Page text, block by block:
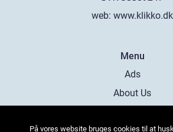
web: www.klikko.dk
Menu
Ads
About Us
På vores website bruges cookies til at